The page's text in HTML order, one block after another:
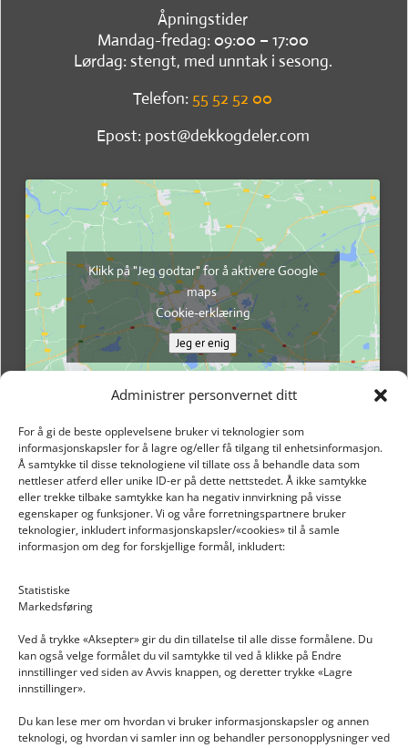
Administrer personvernet ditt
For å gi de beste opplevelsene bruker vi teknologier som
informasjonskapsler for å lagre og/eller få tilgang til enhetsinformasjon.
Å samtykke til disse teknologiene vil tillate oss å behandle data som
nettleser atferd eller unike ID-er på dette nettstedet. Å ikke samtykke
eller trekke tilbake samtykke kan ha negativ innvirkning på visse
egenskaper og funksjoner. Vi og våre forretningspartnere bruker
teknologier, inkludert informasjonskapsler/«cookies» til å samle
informasjon om deg for forskjellige formål, inkludert:
Statistiske
Markedsføring
Ved å trykke «Aksepter» gir du din tillatelse til alle disse formålene. Du
kan også velge formålet du vil samtykke til ved å klikke på Endre
innstillinger ved siden av Avvis knappen, og deretter trykke «Lagre
innstillinger».
Du kan lese mer om hvordan vi bruker informasjonskapsler og annen
teknologi, og hvordan vi samler inn og behandler personopplysninger ved
Åpningstider
Mandag-fredag: 09:00 – 17:00
Lørdag: stengt, med unntak i sesong.
Telefon: 55 52 52 00
Epost: post@dekkogdeler.com
Klikk på "Jeg godtar" for å aktivere Google
maps
Cookie-erklæring
Jeg er enig
INFORMASJON